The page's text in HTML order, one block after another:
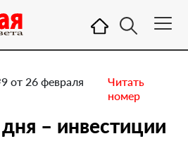
от 26 февраля
Читать
номер
– инвестиции